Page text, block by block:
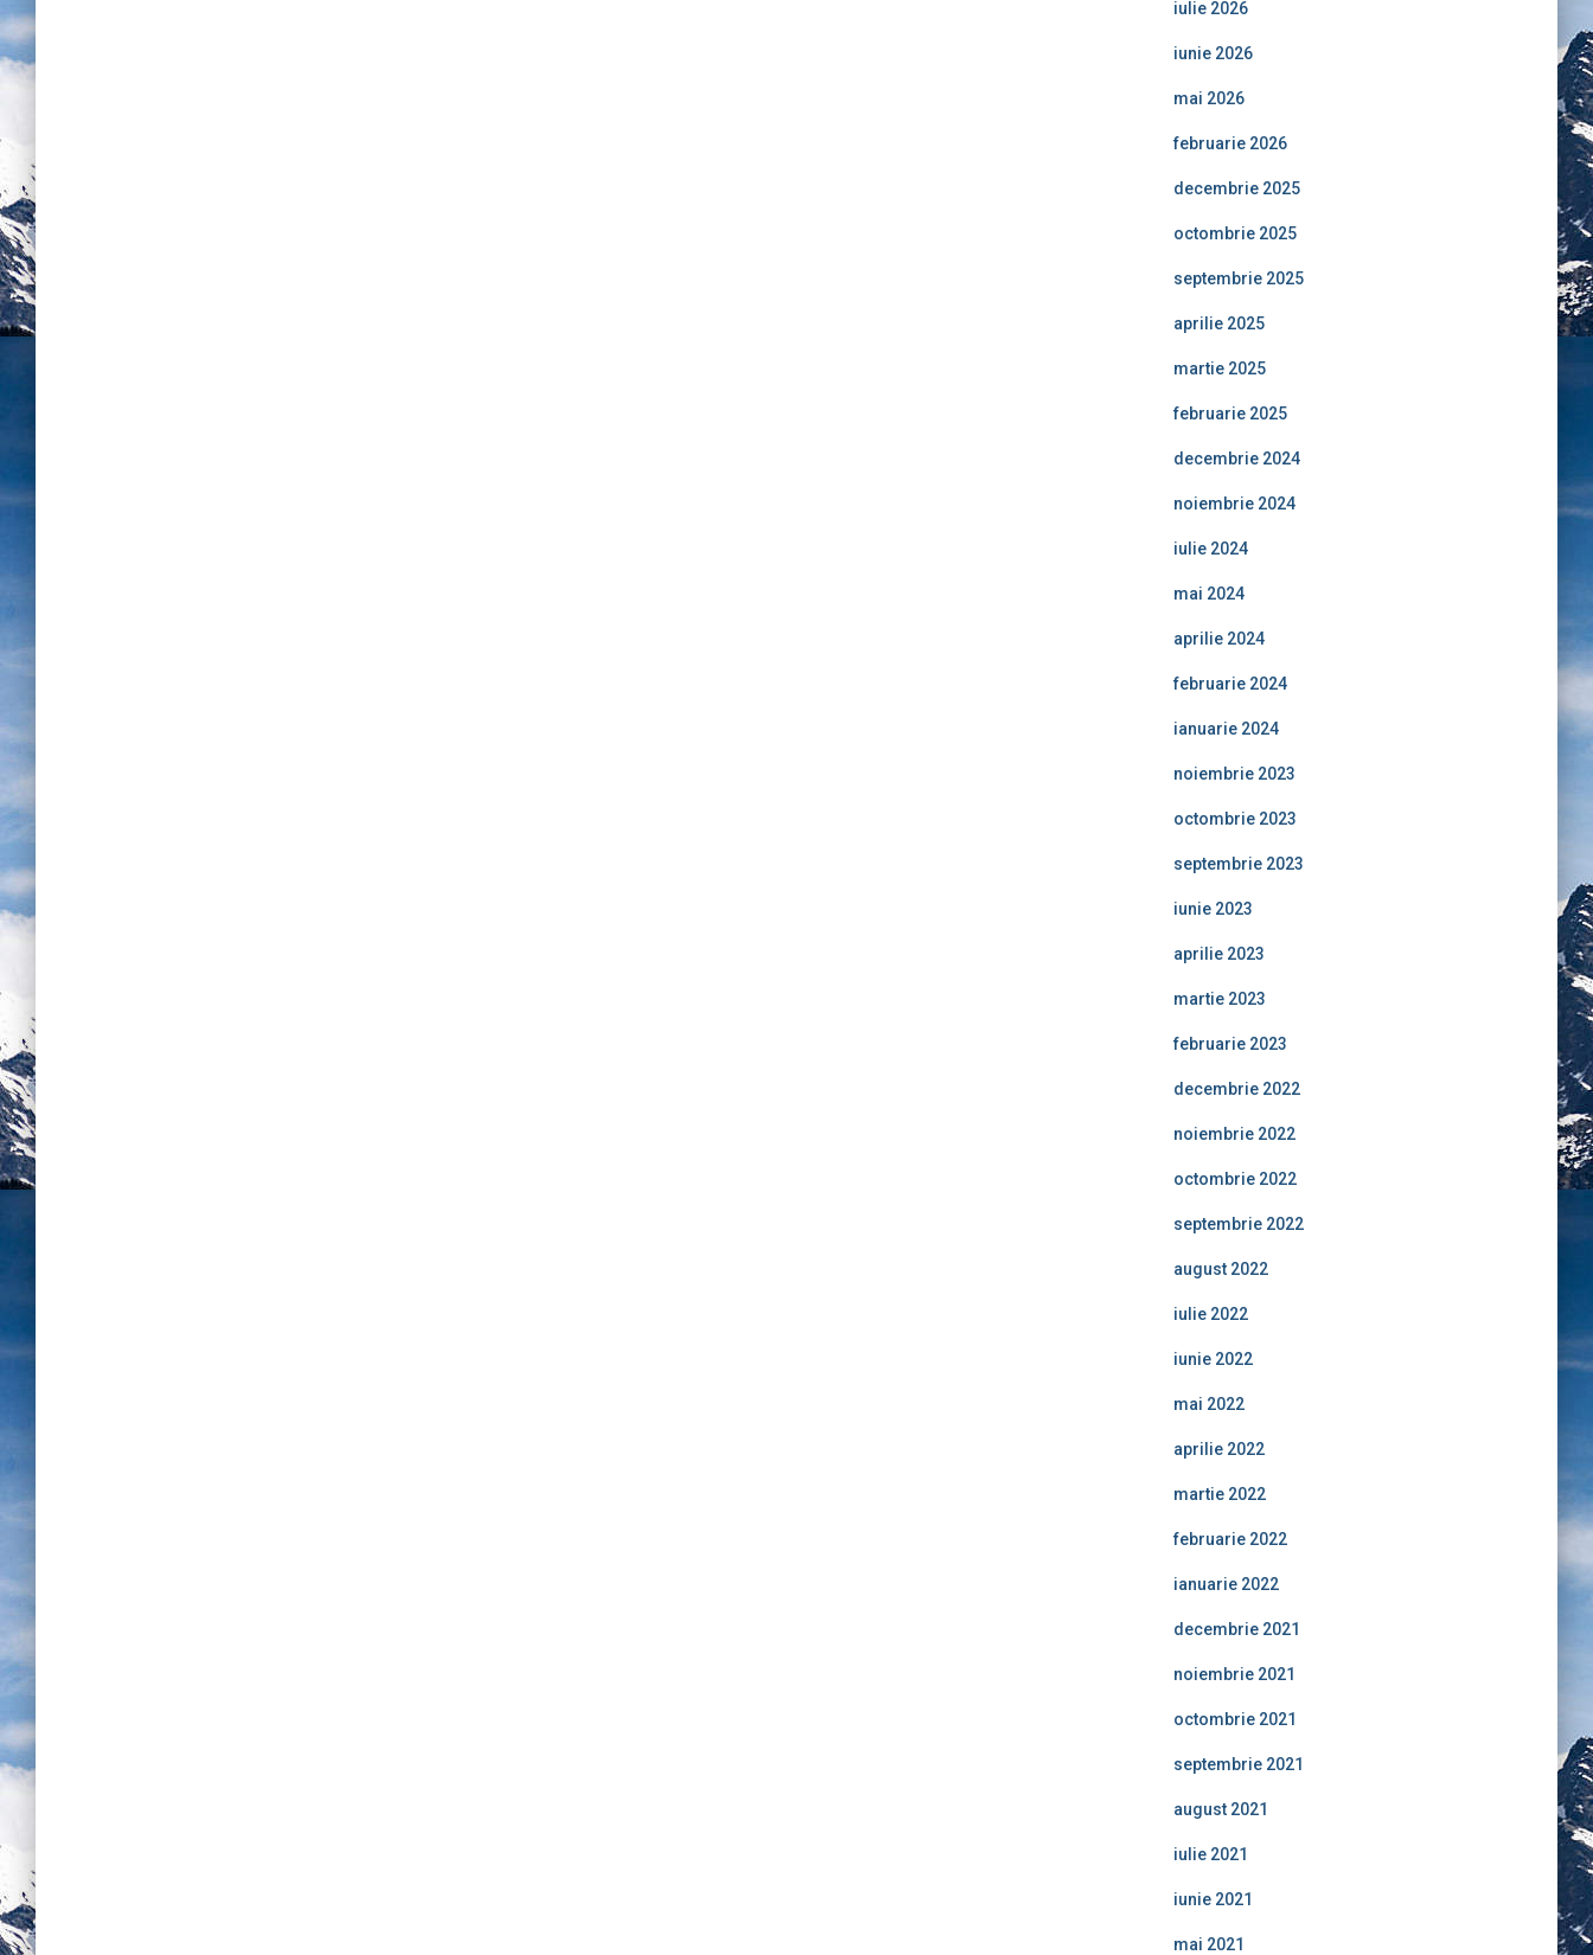
iulie 2026
iunie 2026
mai 2026
februarie 2026
decembrie 2025
octombrie 2025
septembrie 2025
aprilie 2025
martie 2025
februarie 2025
decembrie 2024
noiembrie 2024
iulie 2024
mai 2024
aprilie 2024
februarie 2024
ianuarie 2024
noiembrie 2023
octombrie 2023
septembrie 2023
iunie 2023
aprilie 2023
martie 2023
februarie 2023
decembrie 2022
noiembrie 2022
octombrie 2022
septembrie 2022
august 2022
iulie 2022
iunie 2022
mai 2022
aprilie 2022
martie 2022
februarie 2022
ianuarie 2022
decembrie 2021
noiembrie 2021
octombrie 2021
septembrie 2021
august 2021
iulie 2021
iunie 2021
mai 2021